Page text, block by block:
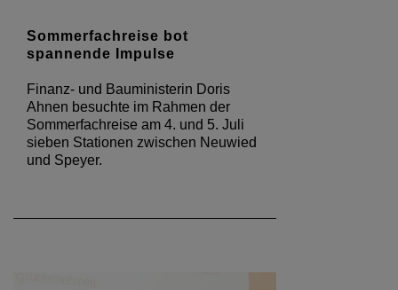
Sommerfachreise bot
spannende Impulse
Finanz- und Bauministerin Doris
Ahnen besuchte im Rahmen der
Sommerfachreise am 4. und 5. Juli
sieben Stationen zwischen Neuwied
und Speyer.